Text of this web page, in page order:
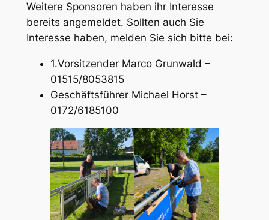
Weitere Sponsoren haben ihr Interesse
bereits angemeldet. Sollten auch Sie
Interesse haben, melden Sie sich bitte bei:
1.Vorsitzender Marco Grunwald –
01515/8053815
Geschäftsführer Michael Horst –
0172/6185100